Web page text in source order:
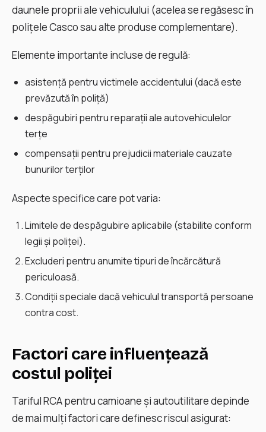
daunele proprii ale vehiculului (acelea se regăsesc în
polițele Casco sau alte produse complementare).
Elemente importante incluse de regulă:
asistență pentru victimele accidentului (dacă este
prevăzută în poliță)
despăgubiri pentru reparații ale autovehiculelor
terțe
compensații pentru prejudicii materiale cauzate
bunurilor terților
Aspecte specifice care pot varia:
Limitele de despăgubire aplicabile (stabilite conform
legii și poliței).
Excluderi pentru anumite tipuri de încărcătură
periculoasă.
Condiții speciale dacă vehiculul transportă persoane
contra cost.
Factori care influențează
costul poliței
Tariful RCA pentru camioane și autoutilitare depinde
de mai mulți factori care definesc riscul asigurat: